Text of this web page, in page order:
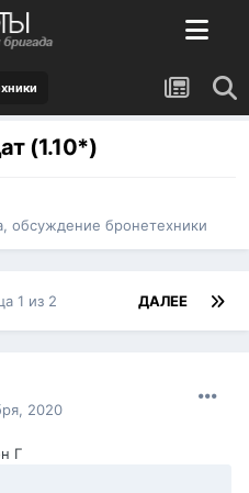
(1.10*)
обсуждение бронетехники
ДАЛЕЕ
1 из 2
2020
Г